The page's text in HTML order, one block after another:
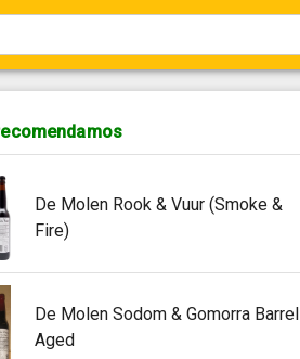
De Molen Rook & Vuur (Smoke &
Fire)
De Molen Sodom & Gomorra Barrel
Aged